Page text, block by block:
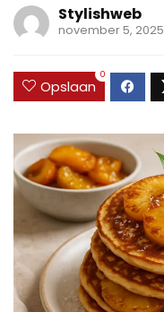
Stylishweb
november 5, 2025
Opslaan
0